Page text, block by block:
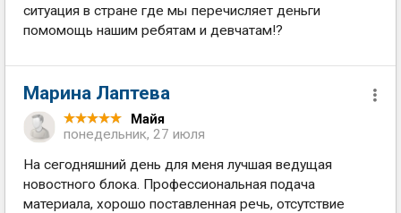
ситуация в стране где мы перечисляет деньги
помомощь нашим ребятам и девчатам!?
Марина Лаптева
Майя
понедельник, 27 июля
На сегодняшний день для меня лучшая ведущая
новостного блока. Профессиональная подача
материала, хорошо поставленная речь, отсутствие